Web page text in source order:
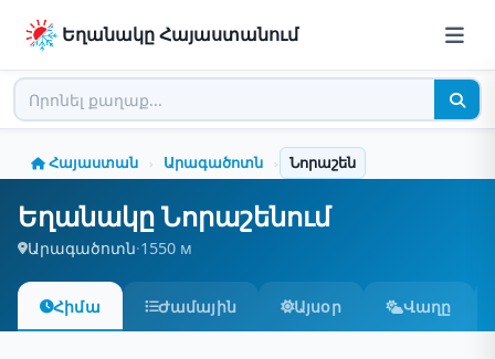
Եղանակը Հայաստանում
Հայաստան › Արագածոտն › Նորաշեն
Եղանակը Նորաշենում
Արագածոտն·1550 м
Հիմա Ժամային Այսօր Վաղը